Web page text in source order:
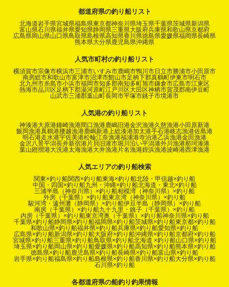
都道府県の釣り船リスト
北海道岩手県宮城県福島県東京都神奈川県埼玉県千葉県茨城県新潟県
富山県石川県福井県愛知県静岡県三重県大阪府兵庫県和歌山県京都府
広島県岡山県山口県鳥取県島根県高知県香川県徳島県愛媛県福岡県長崎県
熊本県大分県鹿児島県沖縄県
人気市町村の釣り船リスト
横須賀市宗像市横浜市三浦市いすみ市鹿嶋市鴨川市日立市勝浦市小田原市
南房総市和歌山市富津市沼津市館山市足柄下郡真鶴町伊東市明石市
北九州市糸島市小浜市福岡市知多郡南知多町旭市鎌倉市広島市江東区
熱海市品川区足柄下郡湯河原町江戸川区大田区神栖市賀茂郡南伊豆町
山武市三浦郡葉山町長岡市平塚市銚子市境港市
人気港の釣り船リスト
神湊港大原港鐘崎漁港間口漁港鹿嶋旧港金沢漁港久慈漁港小田原新港
飯岡漁港真鶴港腰越漁港鹿嶋新港上総湊港加太港手石港岐志漁港佐島港
明石港走水港宇佐美港松輪江奈漁港福浦港寺泊港乙浜漁港金田漁港
金沢八景平潟長井新宿港片貝旧港市堀川沿い平潟港外川漁港那珂湊港
葉山鐙摺港大洗港太海漁港大井漁港片名漁港姪浜漁港波崎港西津漁港
人気エリアの釣り船検索
関東×釣り船関西×釣り船東海×釣り船北陸・甲信越×釣り船
中国・四国×釣り船九州・沖縄×釣り船北海道・東北×釣り船
三浦半島（神奈川県）×釣り船相模湾（神奈川県）×釣り船
外房（千葉県）×釣り船東京湾（神奈川県）×釣り船
駿河湾・遠州灘（静岡県）×釣り船伊豆半島（静岡県）×釣り船
南房（千葉県）×釣り船九十九里・銚子（千葉県）×釣り船
内房（千葉県）×釣り船東京湾奥（千葉県）×釣り船神奈川県×釣り船
千葉県×釣り船静岡県×釣り船福岡県×釣り船茨城県×釣り船東京都×釣り船
和歌山県×釣り船福井県×釣り船兵庫県×釣り船愛知県×釣り船
広島県×釣り船新潟県×釣り船大阪府×釣り船沖縄県×釣り船京都府×釣り船
宮城県×釣り船三重県×釣り船鳥取県×釣り船北海道 ×釣り船山口県×釣り船
埼玉県×釣り船岡山県×釣り船愛媛県×釣り船高知県×釣り船熊本県×釣り船
徳島県×釣り船鹿児島県×釣り船長崎県×釣り船富山県×釣り船
岩手県×釣り船福島県×釣り船島根県×釣り船香川県×釣り船大分県×釣り船
石川県×釣り船
各都道府県の船釣り釣果情報